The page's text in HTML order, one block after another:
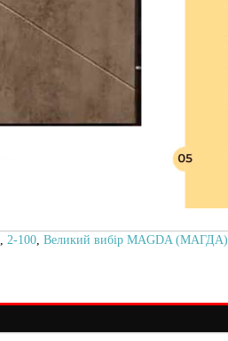
2-100 Великий вибір MAGDA (МАГДА)